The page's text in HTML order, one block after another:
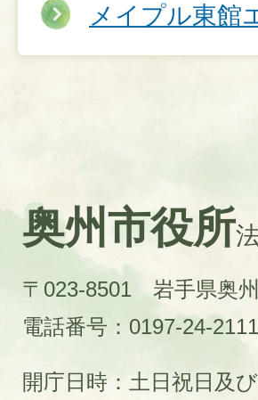
メイプル東館
奥州市役所
〒023-8501 岩手県奥
電話番号：0197-24-
開庁日時：土日祝日及